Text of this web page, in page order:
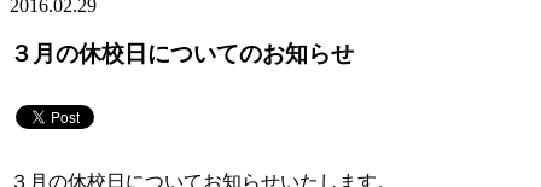
2016.02.29
３月の休校日についてのお知らせ
３月の休校日についてお知らせいたします。